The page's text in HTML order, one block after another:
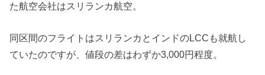
た航空会社はスリランカ航空。
同区間のフライトはスリランカとインドのLCCも就航し
ていたのですが、値段の差はわずか3,000円程度。